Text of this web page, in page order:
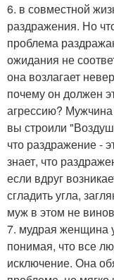
6. в совместной
раздражения. Но
проблема
ожидания не
она возлагает
почему он должен
агрессию?
вы строили
что раздражение -
знает, что
если вдруг
сгладить угла,
муж в этом не
7. мудрая женщина
понимая, что все
исключение. Она